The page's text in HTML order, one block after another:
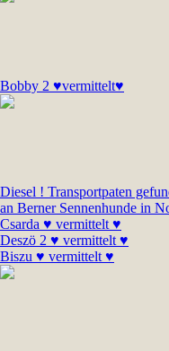
Bobby 2 ♥vermittelt♥
Diesel ! Transportpaten
an Berner Sennenhunde in
Csarda ♥ vermittelt ♥
Deszö 2 ♥ vermittelt ♥
Biszu ♥ vermittelt ♥